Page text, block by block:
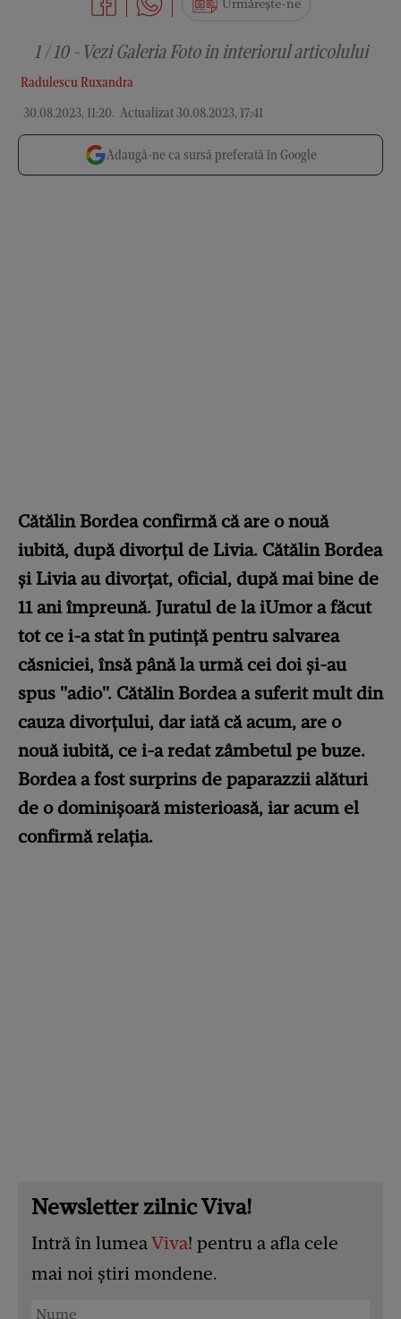
Radulescu Ruxandra
30.08.2023, 11:20. Actualizat 30.08.2023, 17:41
Urmărește-ne
1 / 10 - Vezi Galeria Foto in interiorul articolului
Adaugă-ne ca sursă preferată în Google
Cătălin Bordea confirmă că are o nouă
iubită, după divorțul de Livia. Cătălin Bordea
și Livia au divorțat, oficial, după mai bine de
11 ani împreună. Juratul de la iUmor a făcut
tot ce i-a stat în putință pentru salvarea
căsniciei, însă până la urmă cei doi și-au
spus "adio". Cătălin Bordea a suferit mult din
cauza divorțului, dar iată că acum, are o
nouă iubită, ce i-a redat zâmbetul pe buze.
Bordea a fost surprins de paparazzii alături
de o dominișoară misterioasă, iar acum el
confirmă relația.
Newsletter zilnic Viva!
Intră în lumeaViva! pentru a afla cele
mai noi știri mondene.